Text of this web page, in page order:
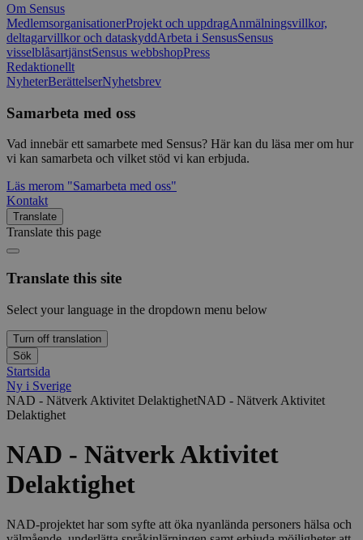
Om Sensus
MedlemsorganisationerProjekt och uppdragAnmälningsvillkor,
deltagarvillkor och dataskyddArbeta i SensusSensus
visselblåsartjänstSensus webbshopPress
Redaktionellt
NyheterBerättelserNyhetsbrev
Samarbeta med oss
Vad innebär ett samarbete med Sensus? Här kan du läsa mer om hur
vi kan samarbeta och vilket stöd vi kan erbjuda.
Läs merom "Samarbeta med oss"
Kontakt
Translate
Translate this page
Translate this site
Select your language in the dropdown menu below
Turn off translation
Sök
Startsida
Ny i Sverige
NAD - Nätverk Aktivitet DelaktighetNAD - Nätverk Aktivitet
Delaktighet
NAD - Nätverk Aktivitet
Delaktighet
NAD-projektet har som syfte att öka nyanlända personers hälsa och